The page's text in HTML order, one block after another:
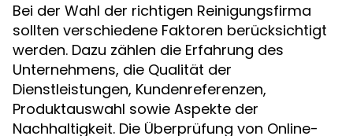
Bei der Wahl der richtigen Reinigungsfirma
sollten verschiedene Faktoren berücksichtigt
werden. Dazu zählen die Erfahrung des
Unternehmens, die Qualität der
Dienstleistungen, Kundenreferenzen,
Produktauswahl sowie Aspekte der
Nachhaltigkeit. Die Überprüfung von Online-